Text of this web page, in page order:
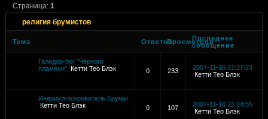
религия брумистов
Страница:1
Тема ОтветовПросмотровПоследнее
сообщение
Галидор-бог "Чёрного
пламени"
Кетти Тео Блэк 0 233
2007-11-16 21:27:23
Кетти Тео Блэк
Инариул-покровитель Брумы
Кетти Тео Блэк
0 107
2007-11-16 21:24:55
Кетти Тео Блэк